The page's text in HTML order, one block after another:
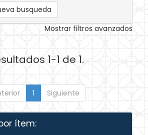
busqueda
Mostrar filtros avanzados
1-1 de 1.
1 Siguiente
ítem: